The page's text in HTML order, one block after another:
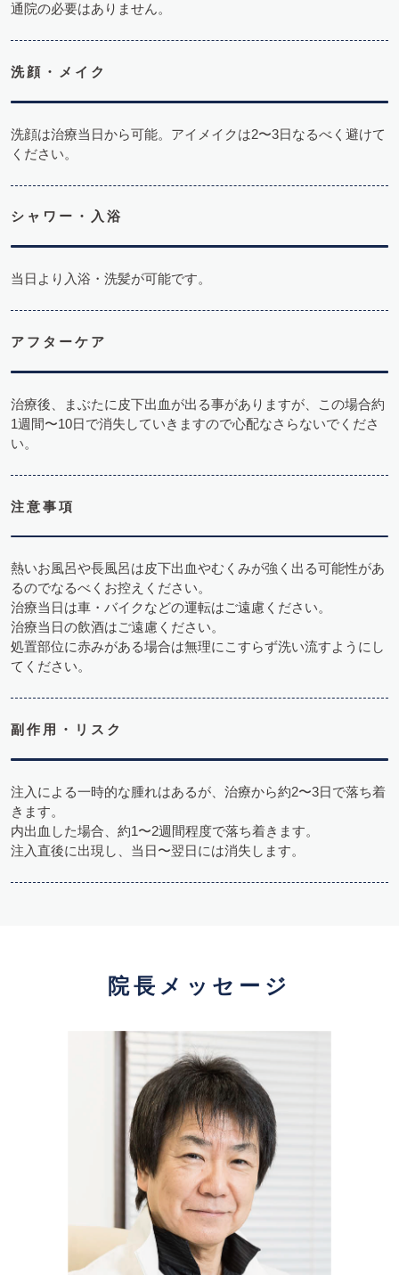
通院の必要はありません。
洗顔・メイク
洗顔は治療当日から可能。アイメイクは2〜3日なるべく避けて
ください。
シャワー・入浴
当日より入浴・洗髪が可能です。
アフターケア
治療後、まぶたに皮下出血が出る事がありますが、この場合約
1週間〜10日で消失していきますので心配なさらないでくださ
い。
注意事項
熱いお風呂や長風呂は皮下出血やむくみが強く出る可能性があ
るのでなるべくお控えください。
治療当日は車・バイクなどの運転はご遠慮ください。
治療当日の飲酒はご遠慮ください。
処置部位に赤みがある場合は無理にこすらず洗い流すようにし
てください。
副作用・リスク
注入による一時的な腫れはあるが、治療から約2〜3日で落ち着
きます。
内出血した場合、約1〜2週間程度で落ち着きます。
注入直後に出現し、当日〜翌日には消失します。
院長メッセージ